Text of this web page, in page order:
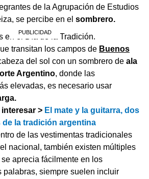
de la Agrupación de Estudios
se percibe en el sombrero.
transitan los campos de Buenos
del sol con un sombrero de ala
Argentino, donde las
elevadas, es necesario usar
> El mate y la guitarra, dos
de la tradición argentina
de las vestimentas tradicionales
nacional, también existen múltiples
aprecia fácilmente en los
palabras, siempre suelen incluir